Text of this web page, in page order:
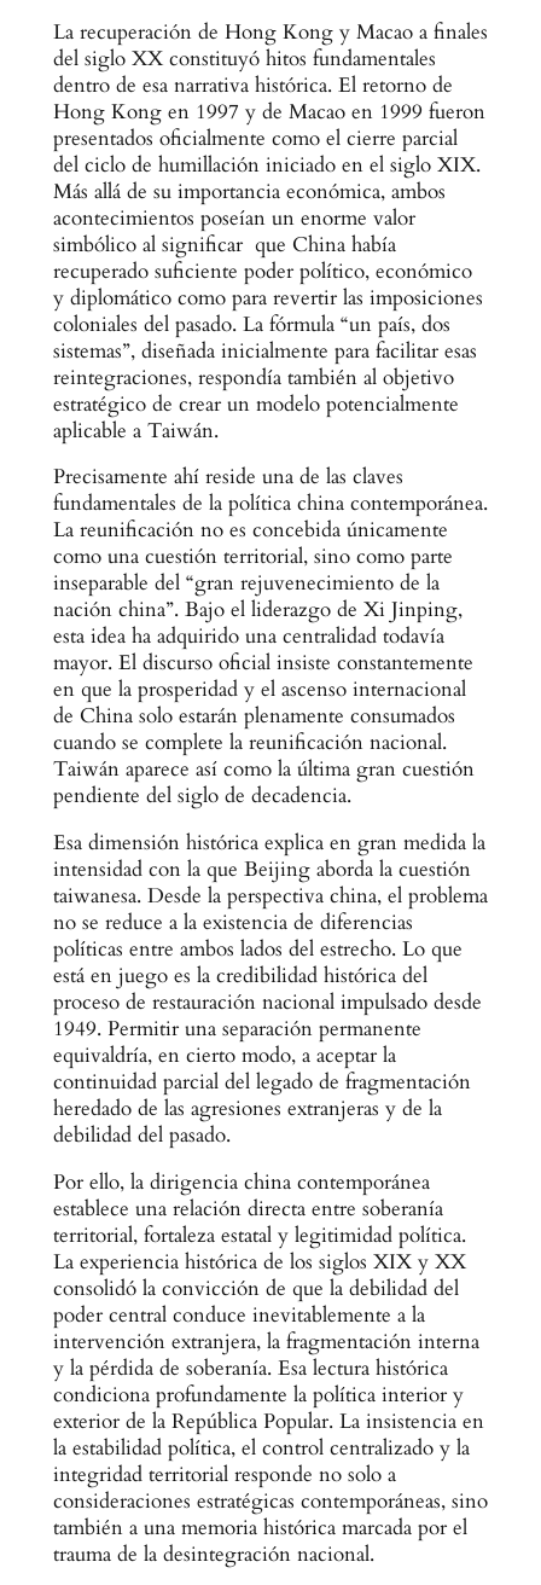
La recuperación de Hong Kong y Macao a finales
del siglo XX constituyó hitos fundamentales
dentro de esa narrativa histórica. El retorno de
Hong Kong en 1997 y de Macao en 1999 fueron
presentados oficialmente como el cierre parcial
del ciclo de humillación iniciado en el siglo XIX.
Más allá de su importancia económica, ambos
acontecimientos poseían un enorme valor
simbólico al significar que China había
recuperado suficiente poder político, económico
y diplomático como para revertir las imposiciones
coloniales del pasado. La fórmula “un país, dos
sistemas”, diseñada inicialmente para facilitar esas
reintegraciones, respondía también al objetivo
estratégico de crear un modelo potencialmente
aplicable a Taiwán.
Precisamente ahí reside una de las claves
fundamentales de la política china contemporánea.
La reunificación no es concebida únicamente
como una cuestión territorial, sino como parte
inseparable del “gran rejuvenecimiento de la
nación china”. Bajo el liderazgo de Xi Jinping,
esta idea ha adquirido una centralidad todavía
mayor. El discurso oficial insiste constantemente
en que la prosperidad y el ascenso internacional
de China solo estarán plenamente consumados
cuando se complete la reunificación nacional.
Taiwán aparece así como la última gran cuestión
pendiente del siglo de decadencia.
Esa dimensión histórica explica en gran medida la
intensidad con la que Beijing aborda la cuestión
taiwanesa. Desde la perspectiva china, el problema
no se reduce a la existencia de diferencias
políticas entre ambos lados del estrecho. Lo que
está en juego es la credibilidad histórica del
proceso de restauración nacional impulsado desde
1949. Permitir una separación permanente
equivaldría, en cierto modo, a aceptar la
continuidad parcial del legado de fragmentación
heredado de las agresiones extranjeras y de la
debilidad del pasado.
Por ello, la dirigencia china contemporánea
establece una relación directa entre soberanía
territorial, fortaleza estatal y legitimidad política.
La experiencia histórica de los siglos XIX y XX
consolidó la convicción de que la debilidad del
poder central conduce inevitablemente a la
intervención extranjera, la fragmentación interna
y la pérdida de soberanía. Esa lectura histórica
condiciona profundamente la política interior y
exterior de la República Popular. La insistencia en
la estabilidad política, el control centralizado y la
integridad territorial responde no solo a
consideraciones estratégicas contemporáneas, sino
también a una memoria histórica marcada por el
trauma de la desintegración nacional.